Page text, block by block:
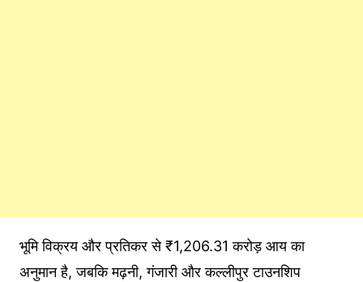
भूमि विक्रय और प्रतिकर से ₹1,206.31 करोड़ आय का
अनुमान है, जबकि मढ़नी, गंजारी और कल्लीपुर टाउनशिप